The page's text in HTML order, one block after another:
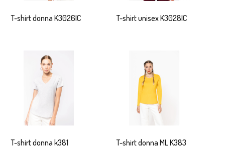
T-shirt donna K3026IC T-shirt unisex K3028IC
T-shirt donna k381 T-shirt donna ML K383